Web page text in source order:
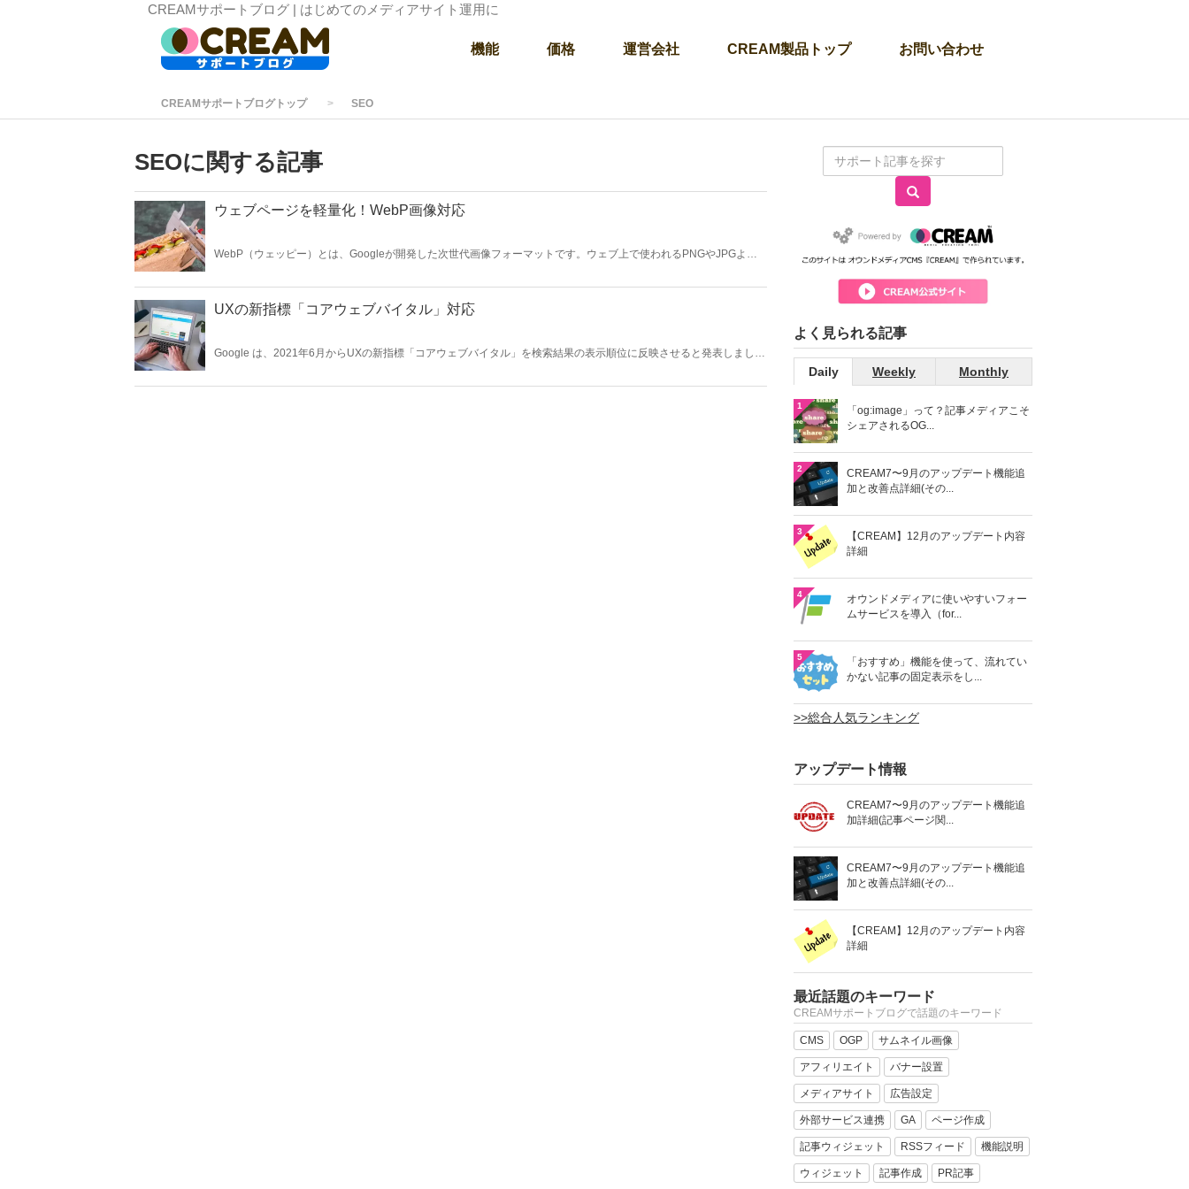
CREAMサポートブログ | はじめてのメディアサイト運用に
機能 価格 運営会社 CREAM製品トップ お問い合わせ
CREAMサポートブログトップ SEO
SEOに関する記事
ウェブページを軽量化！WebP画像対応
WebP（ウェッピー）とは、Googleが開発した次世代画像フォーマットです。ウェブ上で使われるPNGやJPGより
UXの新指標「コアウェブバイタル」対応
Google は、2021年6月からUXの新指標「コアウェブバイタル」を検索結果の表示順位に反映させると発表しまし
よく見られる記事
Daily Weekly Monthly
1
「og:image」って？記事メディアこそ
シェアされるOG...
2
CREAM7〜9月のアップデート機能追
加と改善点詳細(その...
3
【CREAM】12月のアップデート内容
詳細
4
オウンドメディアに使いやすいフォー
ムサービスを導入（for...
5
「おすすめ」機能を使って、流れてい
かない記事の固定表示をし...
>>総合人気ランキング
アップデート情報
CREAM7〜9月のアップデート機能追
加詳細(記事ページ関...
CREAM7〜9月のアップデート機能追
加と改善点詳細(その...
【CREAM】12月のアップデート内容
詳細
最近話題のキーワード
CREAMサポートブログで話題のキーワード
CMS OGP サムネイル画像
アフィリエイト バナー設置
メディアサイト 広告設定
外部サービス連携 GA ページ作成
記事ウィジェット RSSフィード 機能説明
ウィジェット 記事作成 PR記事